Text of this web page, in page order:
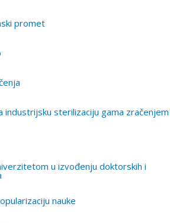
promet
industrijsku sterilizaciju gama zračenjem
u izvođenju doktorskih i
nauke